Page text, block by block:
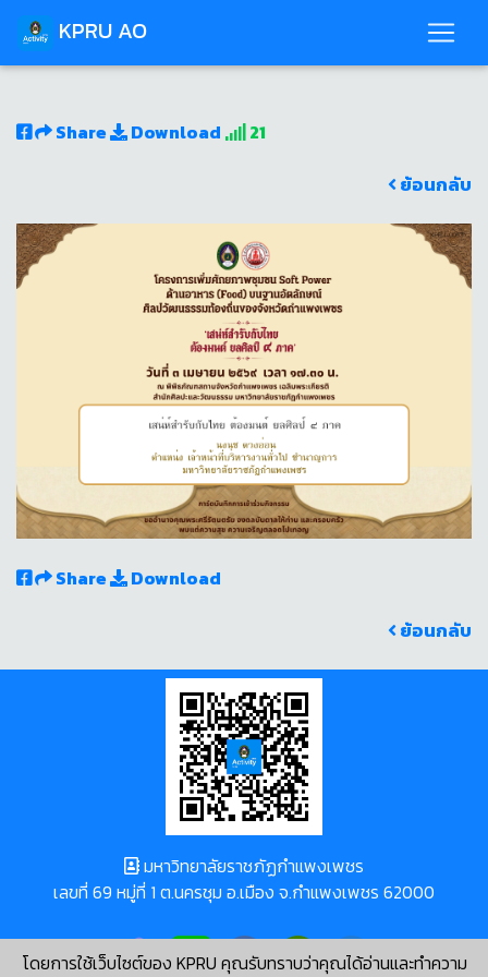
KPRU AO
Share Download
21
ย้อนกลับ
Share
Download
ย้อนกลับ
โดยการใช้เว็บไซต์ของ KPRU คุณรับทราบว่าคุณได้อ่านและทำความ
มหาวิทยาลัยราชภัฏกำแพงเพชร
เลขที่ 69 หมู่ที่ 1 ต.นครชุม อ.เมือง จ.กำแพงเพชร 62000